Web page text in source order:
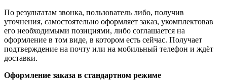
По результатам звонка, пользователь либо, получив
уточнения, самостоятельно оформляет заказ, укомплектовав
его необходимыми позициями, либо соглашается на
оформление в том виде, в котором есть сейчас. Получает
подтверждение на почту или на мобильный телефон и ждёт
доставки.
Оформление заказа в стандартном режиме